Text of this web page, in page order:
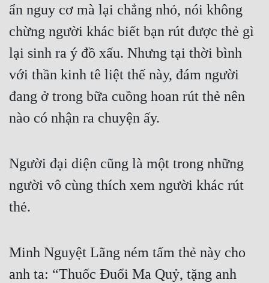
ẩn nguy cơ mà lại chẳng nhỏ, nói không
chừng người khác biết bạn rút được thẻ gì
lại sinh ra ý đồ xấu. Nhưng tại thời bình
với thần kinh tê liệt thế này, đám người
đang ở trong bữa cuồng hoan rút thẻ nên
nào có nhận ra chuyện ấy.
Người đại diện cũng là một trong những
người vô cùng thích xem người khác rút
thẻ.
Minh Nguyệt Lãng ném tấm thẻ này cho
anh ta: “Thuốc Đuổi Ma Quỷ, tặng anh